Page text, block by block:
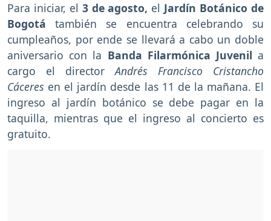
Para iniciar, el 3 de agosto, el Jardín Botánico de
Bogotá también se encuentra celebrando su
cumpleaños, por ende se llevará a cabo un doble
aniversario con la Banda Filarmónica Juvenil a
cargo el directorAndrés Francisco Cristancho
Cáceres en el jardín desde las 11 de la mañana. El
ingreso al jardín botánico se debe pagar en la
taquilla, mientras que el ingreso al concierto es
gratuito.